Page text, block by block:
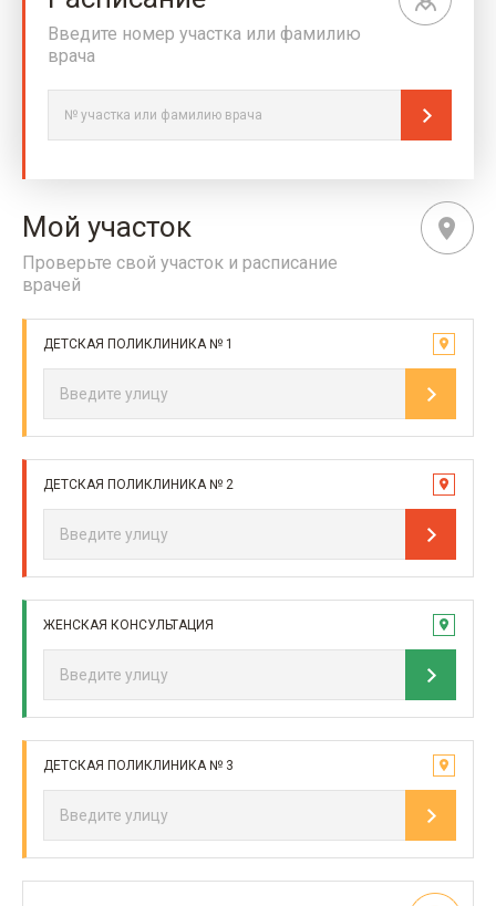
Введите номер участка или фамилию
врача
Мой участок
Проверьте свой участок и расписание
врачей
ДЕТСКАЯ ПОЛИКЛИНИКА № 1
ДЕТСКАЯ ПОЛИКЛИНИКА № 2
ЖЕНСКАЯ КОНСУЛЬТАЦИЯ
ДЕТСКАЯ ПОЛИКЛИНИКА № 3